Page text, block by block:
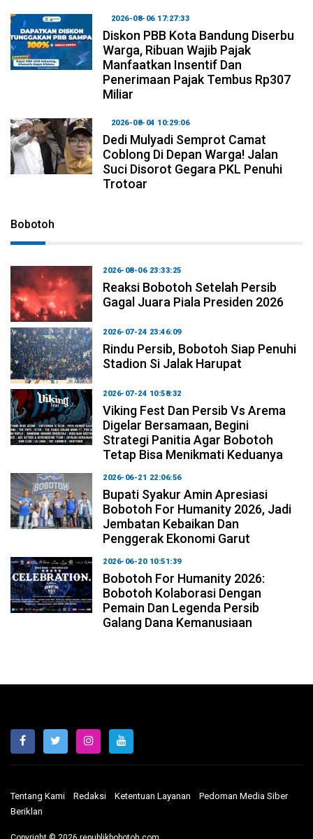
2026-08-06 17:27:33
Diskon PBB Kota Bandung Diserbu
Warga, Ribuan Wajib Pajak
Manfaatkan Insentif Dan
Penerimaan Pajak Tembus Rp307
Miliar
2026-08-04 10:29:06
Dedi Mulyadi Semprot Camat
Coblong Di Depan Warga! Jalan
Suci Disorot Gegara PKL Penuhi
Trotoar
Bobotoh
2026-08-06 23:33:25
Reaksi Bobotoh Setelah Persib
Gagal Juara Piala Presiden 2026
2026-07-24 23:46:09
Rindu Persib, Bobotoh Siap Penuhi
Stadion Si Jalak Harupat
2026-07-24 10:58:32
Viking Fest Dan Persib Vs Arema
Digelar Bersamaan, Begini
Strategi Panitia Agar Bobotoh
Tetap Bisa Menikmati Keduanya
2026-06-21 22:06:56
Bupati Syakur Amin Apresiasi
Bobotoh For Humanity 2026, Jadi
Jembatan Kebaikan Dan
Penggerak Ekonomi Garut
2026-06-20 10:51:39
Bobotoh For Humanity 2026:
Bobotoh Kolaborasi Dengan
Pemain Dan Legenda Persib
Galang Dana Kemanusiaan
Tentang Kami Redaksi Ketentuan Layanan
Pedoman Media Siber
Beriklan